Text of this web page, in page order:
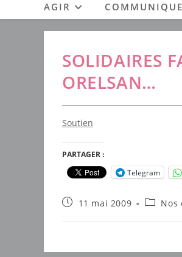
AGIR
SOLIDAIRES
ORELSAN…
Soutien
PARTAGER :
Telegram
Publication
11 mai 2009
PostNos